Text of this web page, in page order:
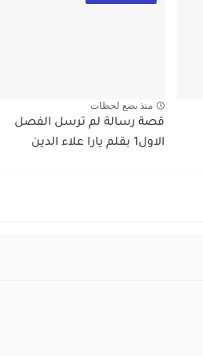
منذ بضع لحظات
قصة رسالة لم ترسل الفصل
الاول1 بقلم يارا علاء الدين